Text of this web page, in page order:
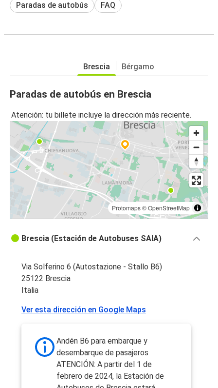
Paradas de autobús FAQ
Brescia Bérgamo
Paradas de autobús en Brescia
Atención: tu billete incluye la dirección más reciente.
Protomaps©OpenStreetMap
Brescia (Estación de Autobuses SAIA)
Via Solferino 6 (Autostazione - Stallo B6)
25122 Brescia
Italia
Ver esta dirección en Google Maps
Andén B6 para embarque y
desembarque de pasajeros
ATENCIÓN: A partir del 1 de
febrero de 2024, la Estación de